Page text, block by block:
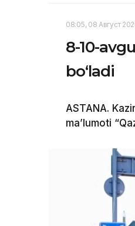
08:05, 08 Август
8-10-
bo‘ladi
ASTANA.
ma’lumoti